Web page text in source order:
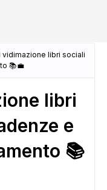
vidimazione libri sociali
📚💼
libri
e
📚